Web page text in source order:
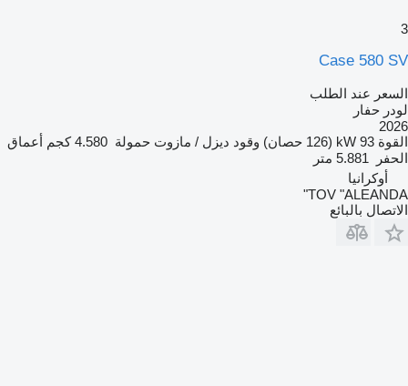
3
Case 580 SV
السعر عند الطلب
لودر حفار
2026
القوة 93 kW (126 حصان) وقود ديزل / مازوت حمولة 4.580 كجم
أعماق
الحفر
5.881 متر
أوكرانيا
TOV "ALEANDA"
الاتصال بالبائع